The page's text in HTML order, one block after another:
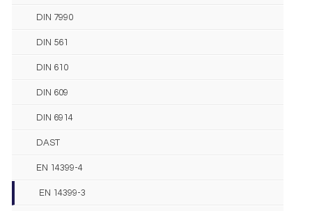
DIN 7990
DIN 561
DIN 610
DIN 609
DIN 6914
DAST
EN 14399-4
EN 14399-3